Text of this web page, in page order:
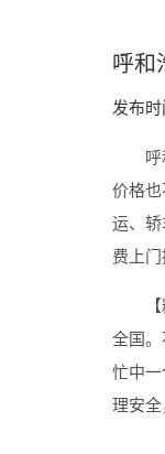
呼和
发布时
呼和
价格
运、
费上
【精
全国
忙中
理安全